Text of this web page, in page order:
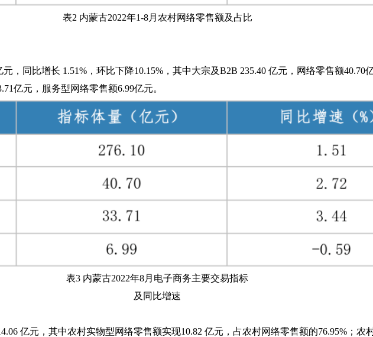
表2 内蒙古2022年1-8月农村网络零售额及占比
，同比增长 1.51%，环比下降10.15%，其中大宗及B2B 235.40 亿元，网络零售额40.70
亿元，服务型网络零售额6.99亿元。
表3 内蒙古2022年8月电子商务主要交易指标
及同比增速
亿元，其中农村实物型网络零售额实现10.82 亿元，占农村网络零售额的76.95%；农